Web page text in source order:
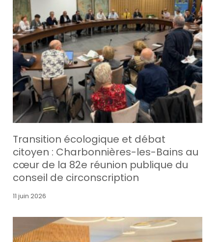
Transition écologique et débat
citoyen : Charbonnières-les-Bains au
cœur de la 82e réunion publique du
conseil de circonscription
11 juin 2026